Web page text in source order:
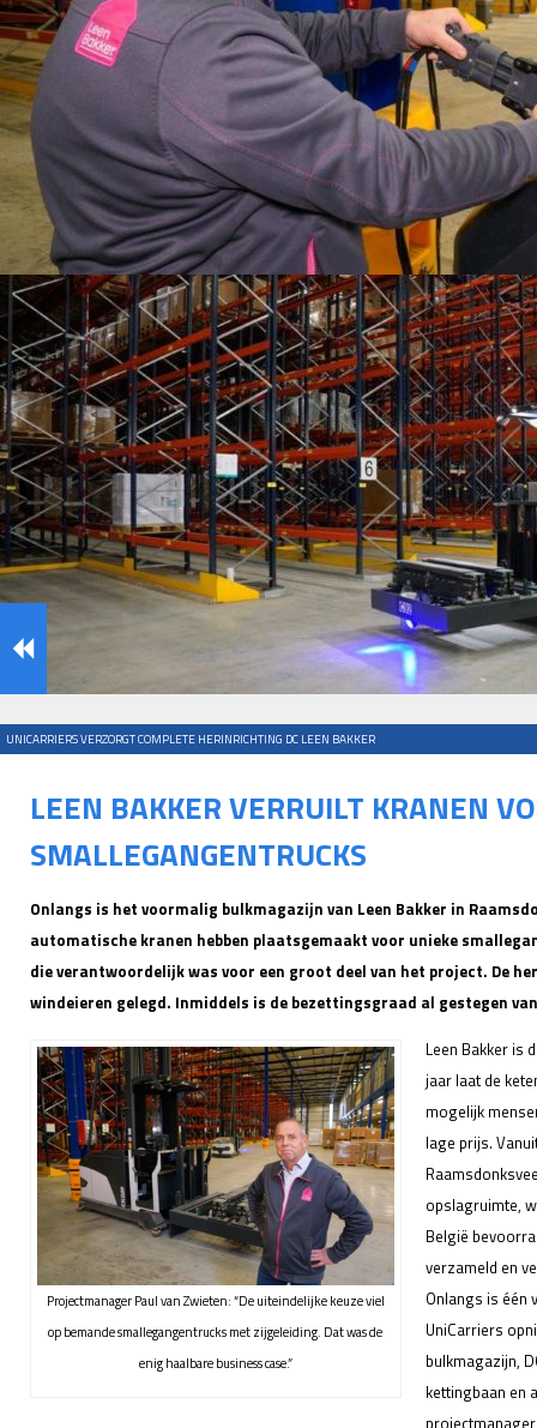
UNICARRIERS VERZORGT COMPLETE HERINRICHTING DC LEEN BAKKER
LEEN BAKKER VERRUILT KRANEN
SMALLEGANGENTRUCKS
Onlangs is het voormalig bulkmagazijn van Leen Bakker in
automatische kranen hebben plaatsgemaakt voor unieke
die verantwoordelijk was voor een groot deel van het project. De
windeieren gelegd. Inmiddels is de bezettingsgraad al gestegen
Projectmanager Paul van Zwieten: “De uiteindelijke keuze viel
op bemande smallegangentrucks met zijgeleiding. Dat was de
enig haalbare business case.”
Leen Bakker is
jaar laat de
mogelijk
lage prijs.
opslagruimte,
België
verzameld en
Onlangs is één
UniCarriers
bulkmagazijn,
kettingbaan en